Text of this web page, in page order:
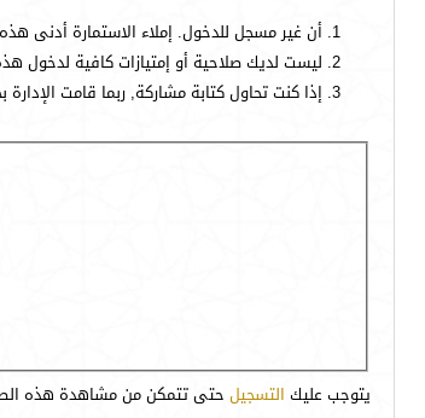
أن غير مسجل للدخول. إملاء الاستمارة أدنى
ليست لديك صلاحية أو إمتيازات كافية لدخول
إذا كنت تحاول كتابة مشاركة, ربما قامت
يتوجب عليك التسجيل حتى تتمكن من مشاهدة هذه